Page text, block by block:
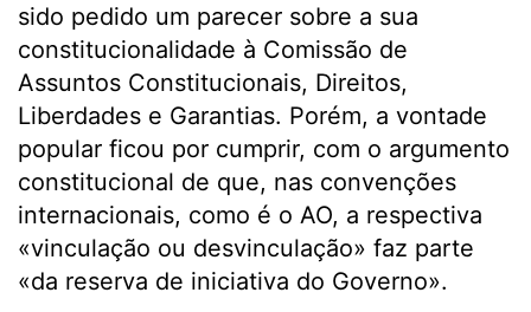
sido pedido um parecer sobre a sua
constitucionalidade à Comissão de
Assuntos Constitucionais, Direitos,
Liberdades e Garantias. Porém, a vontade
popular ficou por cumprir, com o argumento
constitucional de que, nas convenções
internacionais, como é o AO, a respectiva
«vinculação ou desvinculação» faz parte
«da reserva de iniciativa do Governo».